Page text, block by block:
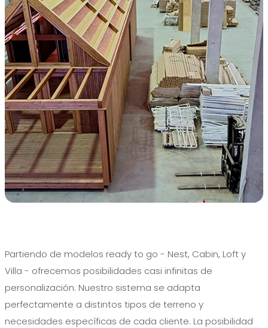
Partiendo de modelos ready to go - Nest, Cabin, Loft y
Villa - ofrecemos posibilidades casi infinitas de
personalización. Nuestro sistema se adapta
perfectamente a distintos tipos de terreno y
necesidades específicas de cada cliente. La posibilidad